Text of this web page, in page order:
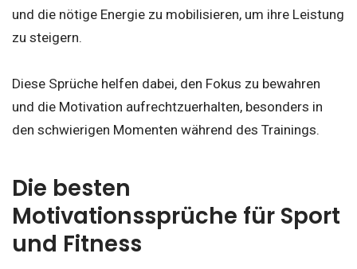
und die nötige Energie zu mobilisieren, um ihre Leistung
zu steigern.
Diese Sprüche helfen dabei, den Fokus zu bewahren
und die Motivation aufrechtzuerhalten, besonders in
den schwierigen Momenten während des Trainings.
Die besten
Motivationssprüche für Sport
und Fitness